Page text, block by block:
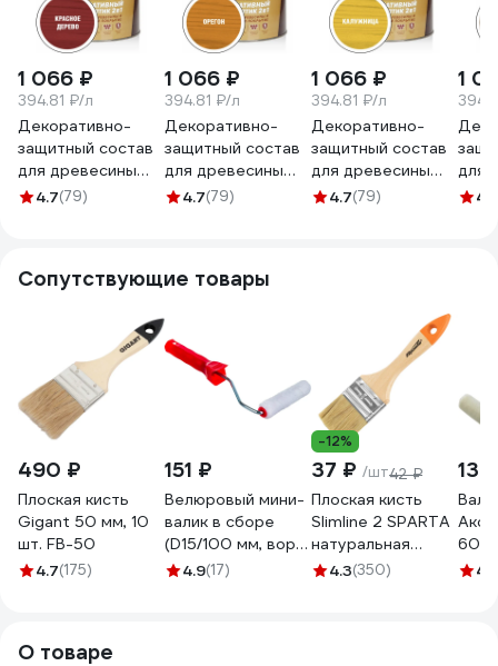
1 066 ₽
394.81 ₽/л
Декоративно-
защитный состав
для древесины
ЗАО Декарт
4.7(79)
1 066 ₽
394.81 ₽/л
Декоративно-
защитный состав
для древесины
ЗАО Декарт
4.7(79)
1 066 ₽
394.81 ₽/л
Декоративно-
защитный состав
для древесины
ЗАО Декарт
4.7(79)
1
для
ЗАО4.7
Сопутствующие товары
490 ₽
Плоская кисть
Gigant 50 мм, 10
шт. FB-50
4.7(175)
151 ₽
Велюровый мини-
валик в сборе
(D15/100 мм, ворс
4 мм, бюгель 6 мм)
4.9(17)
-12%
37 ₽ /шт42 ₽
Плоская кисть
Slimline 2 SPARTA
натуральная
щетина,
4.3(350)
60
4.8
О товаре